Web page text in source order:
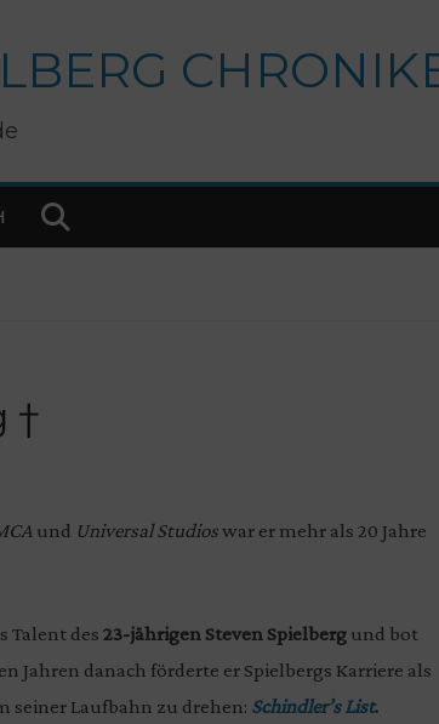
†
und Universal Studioswar er mehr als 20 Jahre
Talent des 23-jährigen Steven Spielberg und bot
Jahren danach förderte er Spielbergs Karriere als
seiner Laufbahn zu drehen: Schindler’s List.